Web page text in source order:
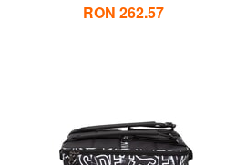
RON 262.57